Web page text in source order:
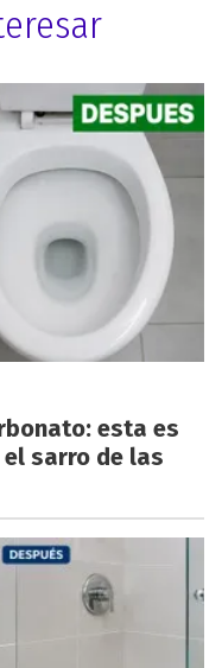
esta es
el sarro de las